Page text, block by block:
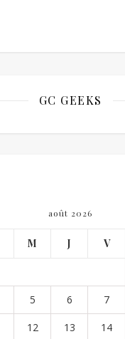
GC GEEKS
août 2026
M J V
5 6 7
12 13 14